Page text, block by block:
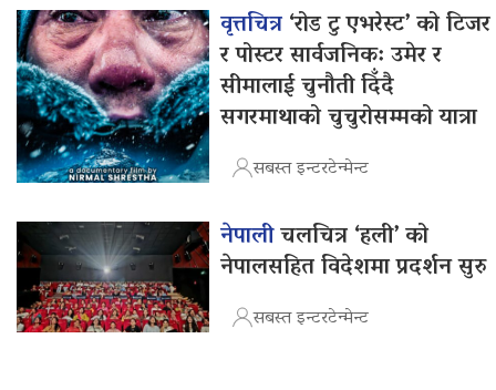
वृत्तचित्र‘रोड टु एभरेस्ट’ को टिजर
र पोस्टर सार्वजनिक: उमेर र
सीमालाई चुनौती दिँदै
सगरमाथाको चुचुरोसम्मको यात्रा
सबस्त इन्टरटेन्मेन्ट
नेपालीचलचित्र ‘हली’ को
नेपालसहित विदेशमा प्रदर्शन सुरु
सबस्त इन्टरटेन्मेन्ट